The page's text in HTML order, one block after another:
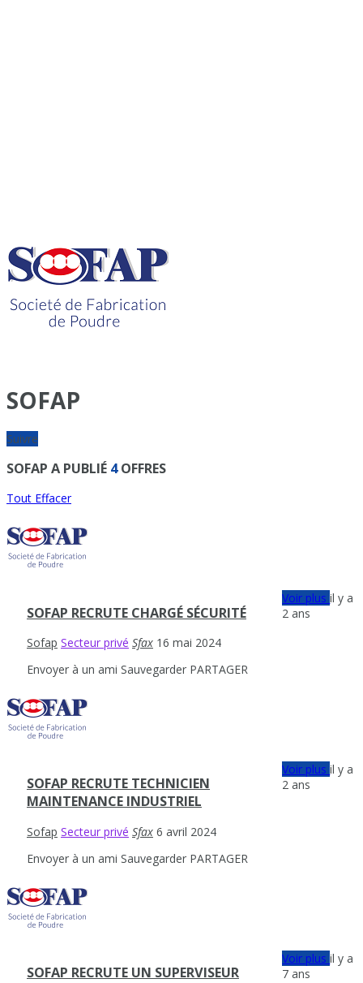
SOFAP
Suivre
SOFAP A PUBLIÉ 4OFFRES
Tout Effacer
SOFAP RECRUTE CHARGÉ SÉCURITÉ
Sofap Secteur privé Sfax 16 mai 2024
Envoyer à un ami Sauvegarder PARTAGER
Voir plusil y a
2 ans
SOFAP RECRUTE TECHNICIEN
MAINTENANCE INDUSTRIEL
Sofap Secteur privé Sfax 6 avril 2024
Envoyer à un ami Sauvegarder PARTAGER
Voir plusil y a
2 ans
SOFAP RECRUTE UN SUPERVISEUR
Voir plusil y a
7 ans